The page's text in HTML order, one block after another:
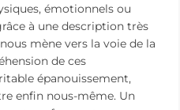
émotionnels ou
à une description très
mène vers la voie de la
de ces
épanouissement,
enfin nous-même. Un